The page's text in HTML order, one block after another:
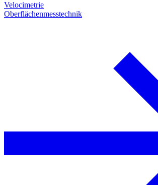
Velocimetrie
Oberflächenmesstechnik